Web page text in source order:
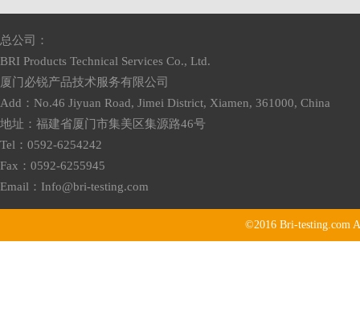
总公司：
BRI Products Technical Services Co., Ltd.
厦门必锐产品技术服务有限公司
Add：No.46 Jiyuan Road, Jimei District, Xiamen, 361000, China
地址：福建省厦门市集美区集源路46号
Tel：0592-6254242
Fax：0592-6255945
Email： Info@bri-testing.com
©2016Bri-testing.com